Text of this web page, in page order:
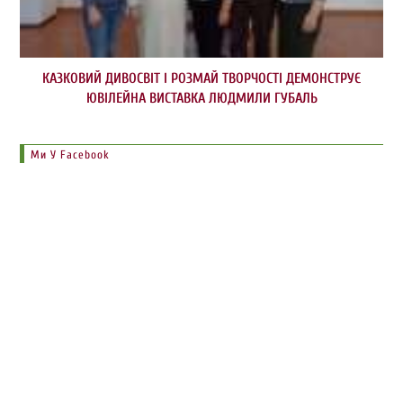
КАЗКОВИЙ ДИВОСВІТ І РОЗМАЙ ТВОРЧОСТІ ДЕМОНСТРУЄ
ЮВІЛЕЙНА ВИСТАВКА ЛЮДМИЛИ ГУБАЛЬ
Ми У Facebook